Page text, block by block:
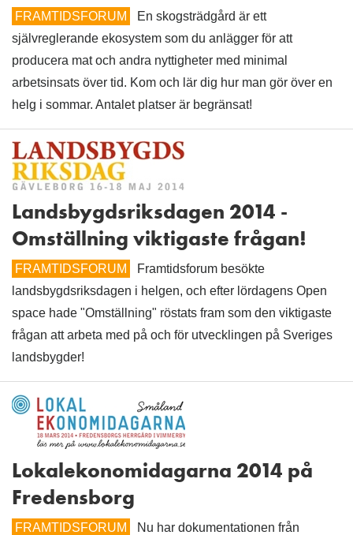
FRAMTIDSFORUM
En skogsträdgård är ett
självreglerande ekosystem som du anlägger för att
producera mat och andra nyttigheter med minimal
arbetsinsats över tid. Kom och lär dig hur man gör över en
helg i sommar. Antalet platser är begränsat!
Landsbygdsriksdagen 2014 -
Omställning viktigaste frågan!
FRAMTIDSFORUM
Framtidsforum besökte
landsbygdsriksdagen i helgen, och efter lördagens Open
space hade "Omställning" röstats fram som den viktigaste
frågan att arbeta med på och för utvecklingen på Sveriges
landsbygder!
Lokalekonomidagarna 2014 på
Fredensborg
FRAMTIDSFORUM
Nu har dokumentationen från